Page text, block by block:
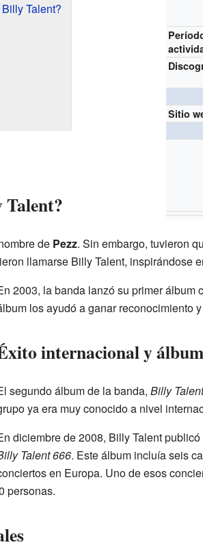
Sitio
Talent?
Talent?
de Pezz. Sin embargo, tuvieron
llamarse Billy Talent, inspirándose
2003, la banda lanzó su primer álbum
los ayudó a ganar reconocimiento
internacional y
segundo álbum de la banda, Billy
ya era muy conocido a nivel
diciembre de 2008, Billy Talent
Talent 666. Este álbum incluía seis
en Europa. Uno de esos
personas.